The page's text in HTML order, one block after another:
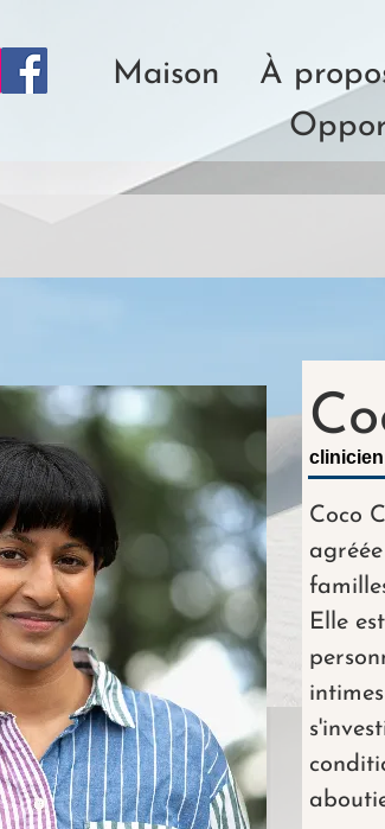
Maison À
clinicien
Coco
Elle